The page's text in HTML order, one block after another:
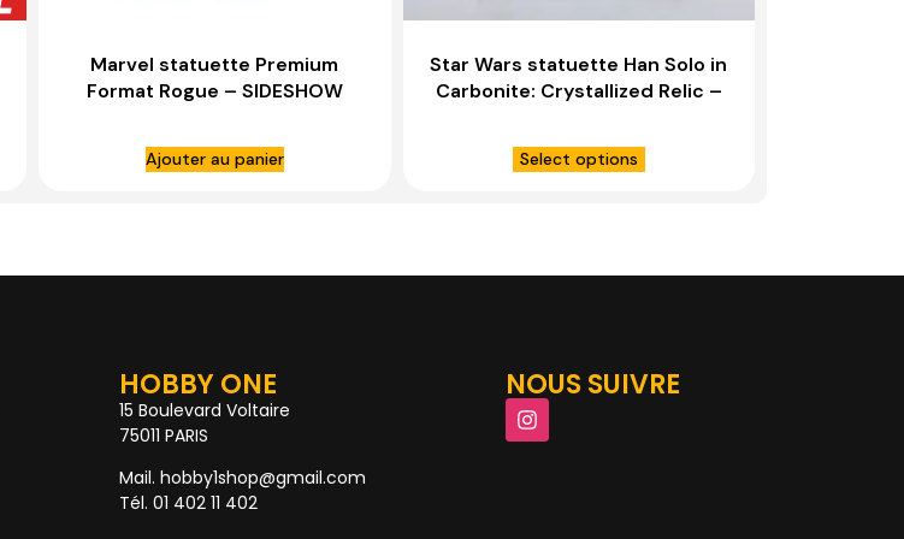
Marvel statuette Premium
Format Rogue – SIDESHOW
Ajouter au panier
Star Wars statuette Han Solo in
Carbonite: Crystallized Relic –
Select options
HOBBY ONE
15 Boulevard Voltaire
75011 PARIS
Mail. hobby1shop@gmail.com
Tél. 01 402 11 402
NOUS SUIVRE